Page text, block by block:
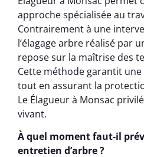
approche spécialisée au
Contrairement à une
l’élagage arbre réalisé par
repose sur la maîtrise des
Cette méthode garantit
tout en assurant la
Le Élagueur à Monsac
vivant.
À quel moment faut-il
entretien d’arbre ?